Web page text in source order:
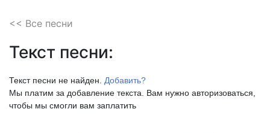
<< Все песни
Текст песни:
Текст песни не найден. Добавить?
Мы платим за добавление текста. Вам нужно авторизоваться,
чтобы мы смогли вам заплатить